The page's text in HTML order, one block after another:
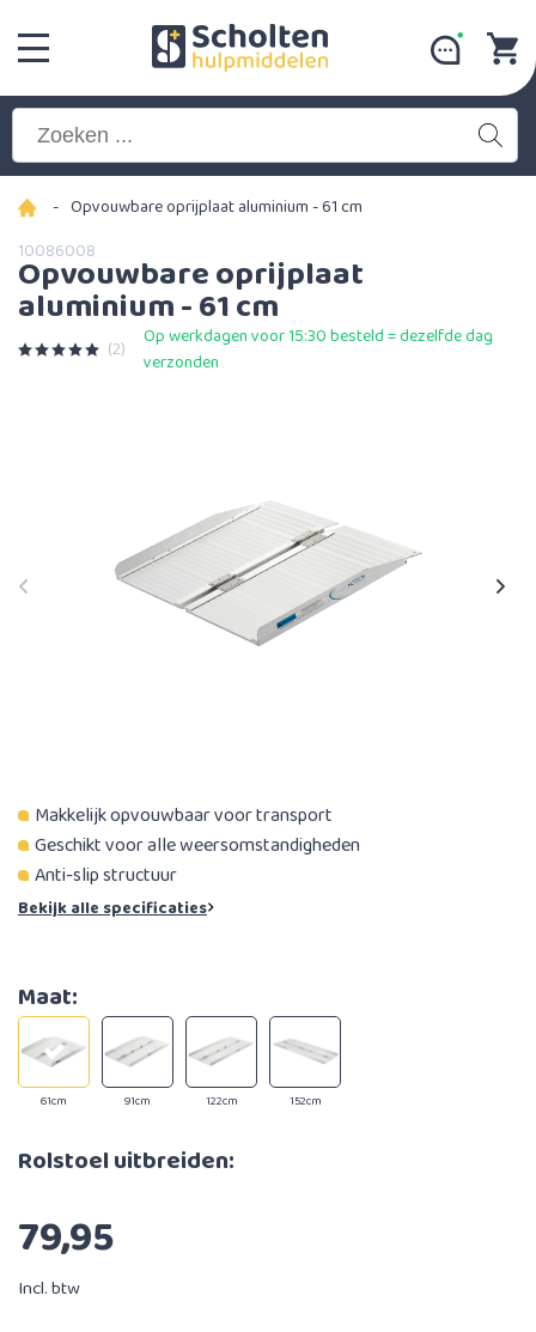
- Opvouwbare oprijplaat aluminium - 61 cm
10086008
Opvouwbare oprijplaat
aluminium - 61 cm
(2)
Op werkdagen voor 15:30 besteld = dezelfde dag
verzonden
Makkelijk opvouwbaar voor transport
Geschikt voor alle weersomstandigheden
Anti-slip structuur
Bekijk alle specificaties
Maat:
61cm 91cm 122cm 152cm
Rolstoel uitbreiden:
79,95
Incl. btw